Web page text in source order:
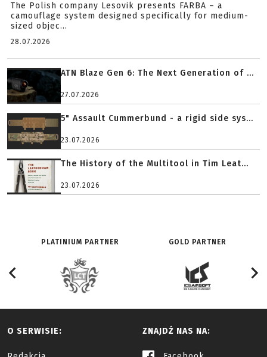
The Polish company Lesovik presents FARBA – a
camouflage system designed specifically for medium-
sized objec...
28.07.2026
ATN Blaze Gen 6: The Next Generation of ...
27.07.2026
5" Assault Cummerbund - a rigid side sys...
23.07.2026
The History of the Multitool in Tim Leat...
23.07.2026
PLATINIUM PARTNER GOLD PARTNER
O SERWISIE: ZNAJDŹ NAS NA: